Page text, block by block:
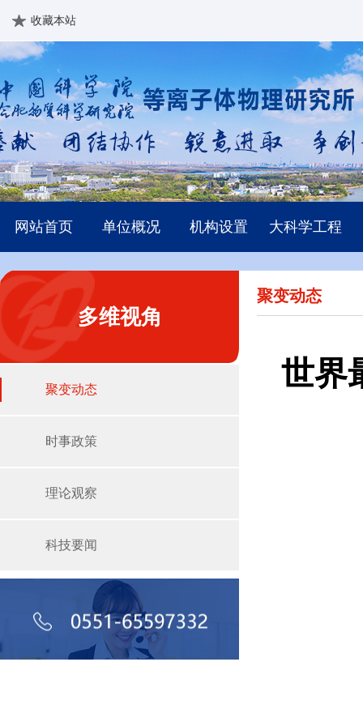
收藏本站
网站首页 单位概况 机构设置 大科学工程
多维视角
聚变动态
时事政策
理论观察
科技要闻
聚变动态
世界